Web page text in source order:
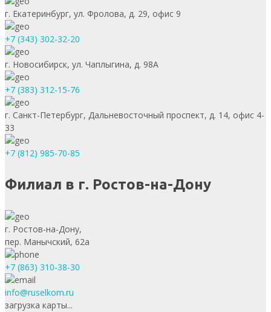
г. Екатеринбург, ул. Фролова, д. 29, офис 9
+7 (343) 302-32-20
г. Новосибирск, ул. Чаплыгина, д. 98А
+7 (383) 312-15-76
г. Санкт-Петербург, Дальневосточный проспект, д. 14, офис 4-
33
+7 (812) 985-70-85
Филиал в г. Ростов-на-Дону
г. Ростов-на-Дону,
пер. Манычский, 62а
+7 (863) 310-38-30
info@ruselkom.ru
загрузка карты...